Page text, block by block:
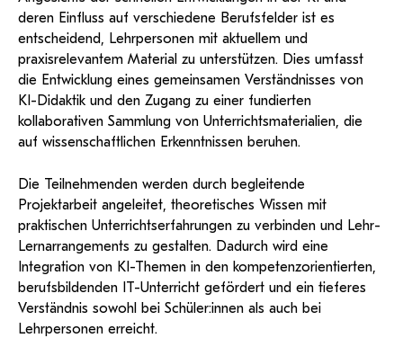
deren Einfluss auf verschiedene Berufsfelder ist es
entscheidend, Lehrpersonen mit aktuellem und
praxisrelevantem Material zu unterstützen. Dies umfasst
die Entwicklung eines gemeinsamen Verständnisses von
KI-Didaktik und den Zugang zu einer fundierten
kollaborativen Sammlung von Unterrichtsmaterialien, die
auf wissenschaftlichen Erkenntnissen beruhen.
Die Teilnehmenden werden durch begleitende
Projektarbeit angeleitet, theoretisches Wissen mit
praktischen Unterrichtserfahrungen zu verbinden und Lehr-
Lernarrangements zu gestalten. Dadurch wird eine
Integration von KI-Themen in den kompetenzorientierten,
berufsbildenden IT-Unterricht gefördert und ein tieferes
Verständnis sowohl bei Schüler:innen als auch bei
Lehrpersonen erreicht.